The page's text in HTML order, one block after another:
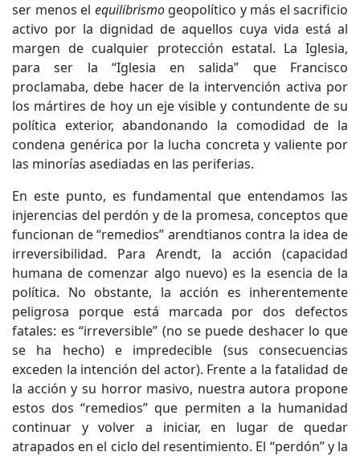
ser menos el equilibrismogeopolítico y más el sacrificio
activo por la dignidad de aquellos cuya vida está al
margen de cualquier protección estatal. La Iglesia,
para ser la “Iglesia en salida” que Francisco
proclamaba, debe hacer de la intervención activa por
los mártires de hoy un eje visible y contundente de su
política exterior, abandonando la comodidad de la
condena genérica por la lucha concreta y valiente por
las minorías asediadas en las periferias.
En este punto, es fundamental que entendamos las
injerencias del perdón y de la promesa, conceptos que
funcionan de “remedios” arendtianos contra la idea de
irreversibilidad. Para Arendt, la acción (capacidad
humana de comenzar algo nuevo) es la esencia de la
política. No obstante, la acción es inherentemente
peligrosa porque está marcada por dos defectos
fatales: es “irreversible” (no se puede deshacer lo que
se ha hecho) e impredecible (sus consecuencias
exceden la intención del actor). Frente a la fatalidad de
la acción y su horror masivo, nuestra autora propone
estos dos “remedios” que permiten a la humanidad
continuar y volver a iniciar, en lugar de quedar
atrapados en el ciclo del resentimiento. El “perdón” y la